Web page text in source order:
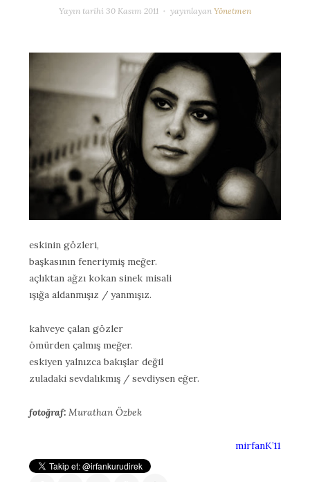
Yayın tarihi30 Kasım 2011 yayınlayan Yönetmen
eskinin gözleri,
başkasının feneriymiş meğer.
açlıktan ağzı kokan sinek misali
ışığa aldanmışız / yanmışız.
kahveye çalan gözler
ömürden çalmış meğer.
eskiyen yalnızca bakışlar değil
zuladaki sevdalıkmış / sevdiysen eğer.
fotoğraf: Murathan Özbek
mirfanK’11